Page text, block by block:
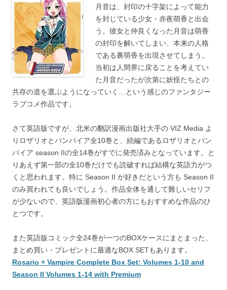
月音は、封印の十字架によって能力
を封じている少女・赤夜萌香と出会
う。彼女と仲良くなった月音は萌香
の封印を解いてしまい、本来の人格
である裏萌香を出現させてしまう。
当初は人間界に戻ることを考えてい
た月音だったが次第に妖怪たちとの
共存の道を選ぶようになっていく…という感じのファンタジー
ラブコメ作品です。
さて英語版ですが、北米の翻訳漫画出版社大手の VIZ Media よ
りロザリオとバンパイア全10巻と、続編であるロザリオとバン
パイア season IIの全14巻がすでに発売済みとなっています。と
りあえず第一部の全10巻だけでも読破すれば結構な英語力がつ
くと思われます。特に Season II が好きだという方も Season II
のみ買われても良いでしょう。作品全体を通して難しいセリフ
が少ないので、英語版漫画初心者の方にもおすすめな作品のひ
とつです。
また英語版コミック全24巻が一つのBOXケースにまとまった、
まとめ買い・プレゼントに最適なBOX SETもあります。
Rosario + Vampire Complete Box Set: Volumes 1-10 and
Season II Volumes 1-14 with Premium